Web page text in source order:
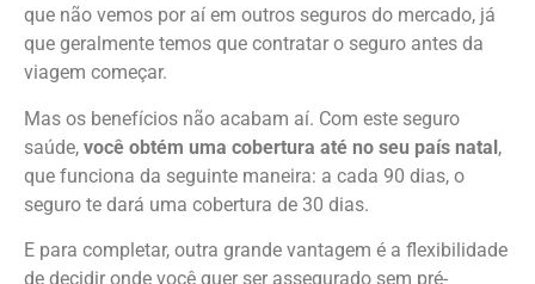
que não vemos por aí em outros seguros do mercado, já
que geralmente temos que contratar o seguro antes da
viagem começar.
Mas os benefícios não acabam aí. Com este seguro
saúde, você obtém uma cobertura até no seu país natal,
que funciona da seguinte maneira: a cada 90 dias, o
seguro te dará uma cobertura de 30 dias.
E para completar, outra grande vantagem é a flexibilidade
de decidir onde você quer ser assegurado sem pré-